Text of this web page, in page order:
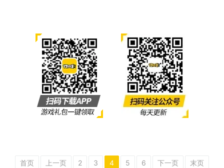
首页 上一页 2 3 4 5 6 下一页
末页